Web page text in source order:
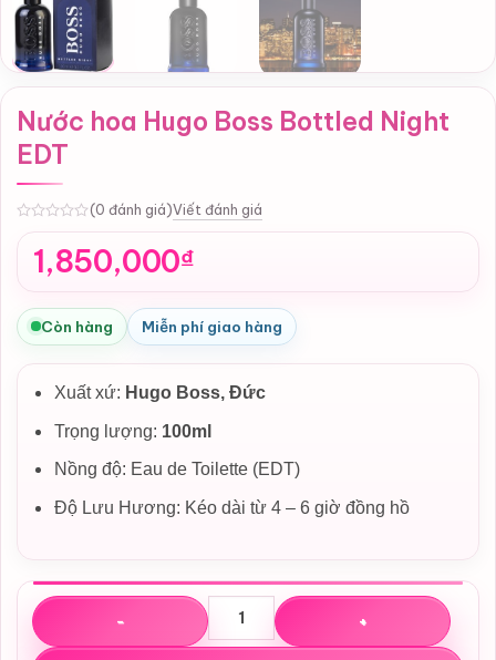
Nước hoa Hugo Boss Bottled Night
EDT
(0 đánh giá)Viết đánh giá
1,850,000₫
Còn hàng Miễn phí giao hàng
Xuất xứ: Hugo Boss, Đức
Trọng lượng: 100ml
Nồng độ: Eau de Toilette (EDT)
Độ Lưu Hương: Kéo dài từ 4 – 6 giờ đồng hồ
Nước hoa Hugo Boss Bottled Night EDT số lượng